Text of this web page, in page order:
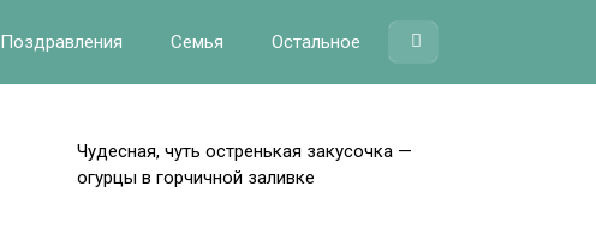
Поздравления Семья Остальное
Чудесная, чуть остренькая закусочка —
огурцы в горчичной заливке